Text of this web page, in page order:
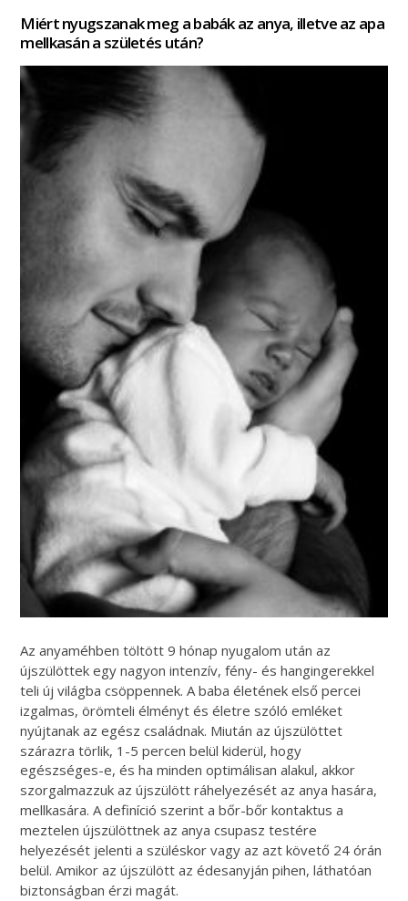
Miért nyugszanak meg a babák az anya, illetve az apa
mellkasán a születés után?
Az anyaméhben töltött 9 hónap nyugalom után az
újszülöttek egy nagyon intenzív, fény- és hangingerekkel
teli új világba csöppennek. A baba életének első percei
izgalmas, örömteli élményt és életre szóló emléket
nyújtanak az egész családnak. Miután az újszülöttet
szárazra törlik, 1-5 percen belül kiderül, hogy
egészséges-e, és ha minden optimálisan alakul, akkor
szorgalmazzuk az újszülött ráhelyezését az anya hasára,
mellkasára. A definíció szerint a bőr-bőr kontaktus a
meztelen újszülöttnek az anya csupasz testére
helyezését jelenti a szüléskor vagy az azt követő 24 órán
belül. Amikor az újszülött az édesanyján pihen, láthatóan
biztonságban érzi magát.